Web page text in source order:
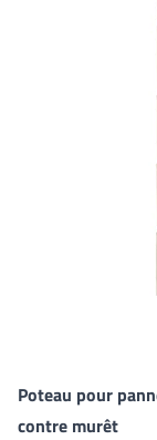
Poteau pour
contre murêt